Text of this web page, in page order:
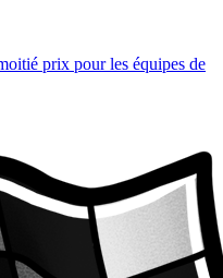
prix pour les équipes de